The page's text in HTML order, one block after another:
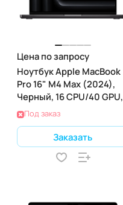
Цена по запросу
Ноутбук Apple MacBook
Pro 16" M4 Max (2024),
Черный, 16 CPU/40 GPU,
64 RAM 2ТБ SSD
Под заказ
Заказать